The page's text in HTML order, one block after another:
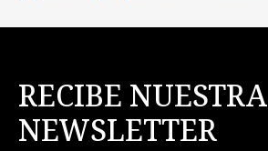
RECIBE NUESTRA
NEWSLETTER